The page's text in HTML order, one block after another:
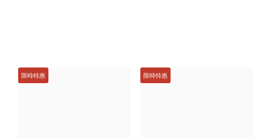
限時特惠 限時特惠